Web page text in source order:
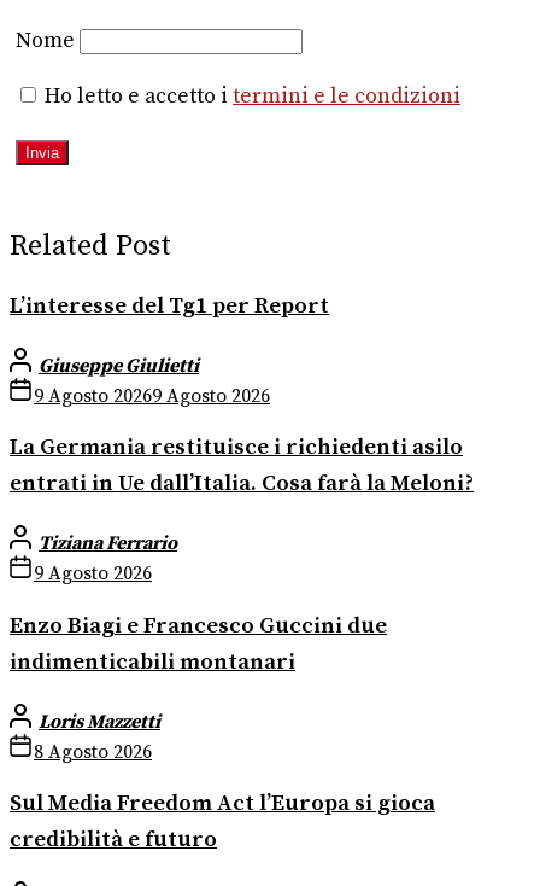
Nome
Ho letto e accetto i termini e le condizioni
Related Post
L’interesse del Tg1 per Report
Giuseppe Giulietti
9 Agosto 20269 Agosto 2026
La Germania restituisce i richiedenti asilo
entrati in Ue dall’Italia. Cosa farà la Meloni?
Tiziana Ferrario
9 Agosto 2026
Enzo Biagi e Francesco Guccini due
indimenticabili montanari
Loris Mazzetti
8 Agosto 2026
Sul Media Freedom Act l’Europa si gioca
credibilità e futuro